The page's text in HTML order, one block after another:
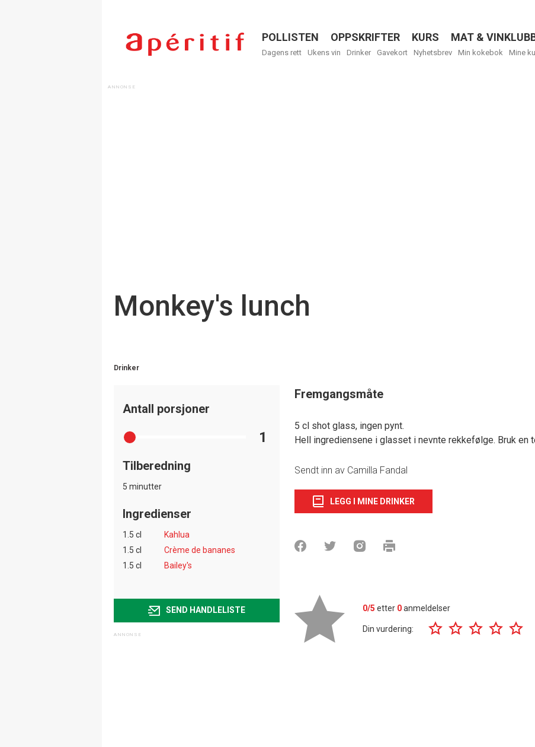
Menu
POLLISTEN OPPSKRIFTER KURS MAT &
Dagens rett Ukens vin Drinker Gavekort Nyhetsbrev Min kokebok Mine
Monkey's lunch
Drinker
Antall porsjoner
1
Tilberedning
5 minutter
Ingredienser
1.5 cl
Kahlua
1.5 cl
Crème de bananes
1.5 cl
Bailey's
SEND HANDLELISTE
Fremgangsmåte
5 cl shot glass, ingen pynt.
Hell ingrediensene i glasset i nevnte rekkefølge. Bruk en
Sendt inn av Camilla Fandal
LEGG I MINE DRINKER
0/5 etter 0anmeldelser
Din vurdering: